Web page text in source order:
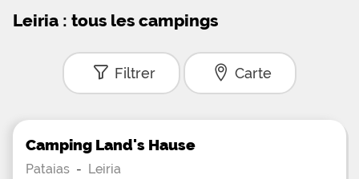
Leiria : tous les campings
Filtrer Carte
Camping Land's Hause
Pataias - Leiria